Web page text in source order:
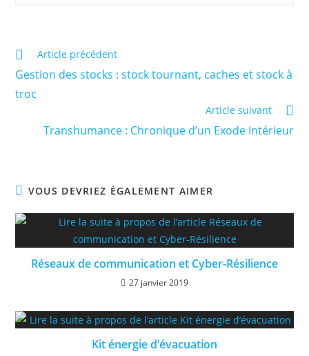
Read
articles
Article précédent
Gestion des stocks : stock tournant, caches et stock à
troc
Article suivant
Transhumance : Chronique d’un Exode Intérieur
VOUS DEVRIEZ ÉGALEMENT AIMER
Réseaux de communication et Cyber-Résilience
27 janvier 2019
Kit énergie d’évacuation